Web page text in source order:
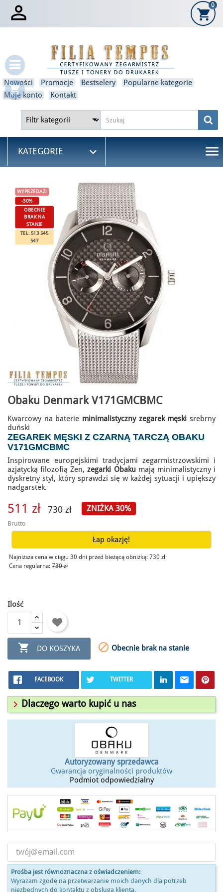

shopping_cart
shopping_cart
0
Nowości Promocje Bestselery
Popularne kategorie
Moje konto
Kontakt
KATEGORIE  menu
WYPRZEDAŻ!
-30%
OBECNIE
BRAK NA
STANIE
TEL. 513 545
547
Obaku Denmark V171GMCBMC
Kwarcowy na baterie minimalistyczny zegarek męski srebrny
duński
ZEGAREK MĘSKI Z CZARNĄ TARCZĄ OBAKU
V171GMCBMC
Inspirowane europejskimi tradycjami zegarmistrzowskimi i
azjatycką filozofią Zen,zegarki Obakumają minimalistyczny i
dyskretny styl, który sprawdzi się w każdej sytuacji i upiększy
nadgarstek.
511 zł 730 zł ZNIŻKA 30%
Brutto
Łap okazję!
Najniższa cena w ciągu 30 dni przed bieżącą obniżką: 730 zł
Cena regularna: 730 zł
Ilość
 DO KOSZYKA  Obecnie brak na stanie
FACEBOOK TWITTER
 Dlaczego warto kupić u nas
Autoryzowany sprzedawca
Gwarancja oryginalności produktów
Podmiot odpowiedzialny
Prośba jest równoznaczna z oświadczeniem:
Wyrażam zgodę na przetwarzanie moich danych dla potrzeb
niezbędnych do kontaktu z obslugą klienta.
Zaloguj się ×
Musisz być zalogowany, aby zapisać produkty na swojej
liście życzeń.
Anulować